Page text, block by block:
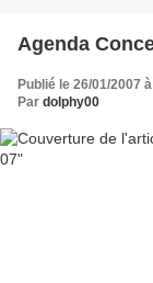
Agenda
Publié le 26/01/2007
Par dolphy00